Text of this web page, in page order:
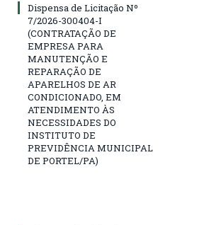
Dispensa de Licitação Nº
7/2026-300404-I
(CONTRATAÇÃO DE
EMPRESA PARA
MANUTENÇÃO E
REPARAÇÃO DE
APARELHOS DE AR
CONDICIONADO, EM
ATENDIMENTO ÀS
NECESSIDADES DO
INSTITUTO DE
PREVIDÊNCIA MUNICIPAL
DE PORTEL/PA)